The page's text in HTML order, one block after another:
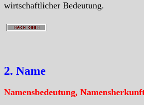
wirtschaftlicher Bedeutung.
2. Name
Namensbedeutung,